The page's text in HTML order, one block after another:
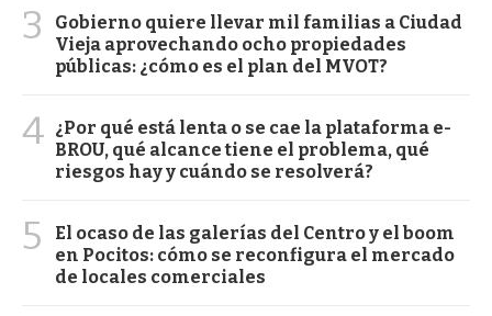
3
Gobierno quiere llevar mil familias a Ciudad
Vieja aprovechando ocho propiedades
públicas: ¿cómo es el plan del MVOT?
4 ¿Por qué está lenta o se cae la plataforma e-
BROU, qué alcance tiene el problema, qué
riesgos hay y cuándo se resolverá?
5
El ocaso de las galerías del Centro y el boom
en Pocitos: cómo se reconfigura el mercado
de locales comerciales